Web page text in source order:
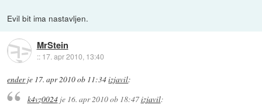
Evil bit ima nastavljen.
MrStein
:: 17. apr 2010, 13:40
enderje 17. apr 2010 ob 11:34izjavil:
k4vz0024je 16. apr 2010 ob 18:47izjavil: